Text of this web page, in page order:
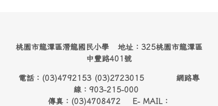
桃園市龍潭區潛龍國民小學 地址：325桃園市龍潭區
中豐路401號
電話：(03)4792153 (03)2723015 網路專
線：903-215-000
傳真：(03)4708472 E- MAIL：